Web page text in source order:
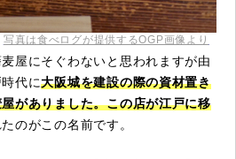
写真は食べログが提供するOGP画像より
屋にそぐわないと思われますが由
代に大阪城を建設の際の資材置き
がありました。この店が江戸に移
のがこの名前です。